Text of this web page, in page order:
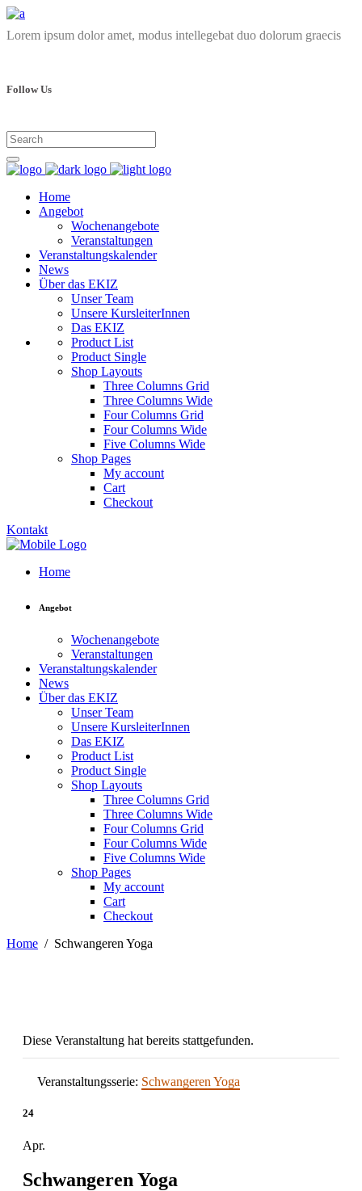
Lorem ipsum dolor amet, modus intellegebat duo dolorum graecis
Follow Us
Home
Angebot
Wochenangebote
Veranstaltungen
Veranstaltungskalender
News
Über das EKIZ
Unser Team
Unsere KursleiterInnen
Das EKIZ
Product List
Product Single
Shop Layouts
Three Columns Grid
Three Columns Wide
Four Columns Grid
Four Columns Wide
Five Columns Wide
Shop Pages
My account
Cart
Checkout
Kontakt
Home
Angebot
Wochenangebote
Veranstaltungen
Veranstaltungskalender
News
Über das EKIZ
Unser Team
Unsere KursleiterInnen
Das EKIZ
Product List
Product Single
Shop Layouts
Three Columns Grid
Three Columns Wide
Four Columns Grid
Four Columns Wide
Five Columns Wide
Shop Pages
My account
Cart
Checkout
Home / Schwangeren Yoga
Diese Veranstaltung hat bereits stattgefunden.
Veranstaltungsserie: Schwangeren Yoga
24
Apr.
Schwangeren Yoga